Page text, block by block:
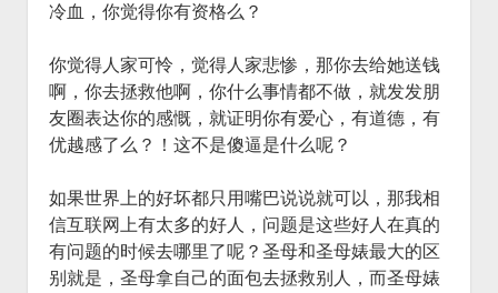
冷血，你觉得你有资格么？
你觉得人家可怜，觉得人家悲惨，那你去给她送钱
啊，你去拯救他啊，你什么事情都不做，就发发朋
友圈表达你的感慨，就证明你有爱心，有道德，有
优越感了么？！这不是傻逼是什么呢？
如果世界上的好坏都只用嘴巴说说就可以，那我相
信互联网上有太多的好人，问题是这些好人在真的
有问题的时候去哪里了呢？圣母和圣母婊最大的区
别就是，圣母拿自己的面包去拯救别人，而圣母婊